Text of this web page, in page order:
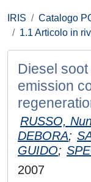
IRIS Catalogo
1.1 Articolo in
Diesel
emission
RUSSO,
DEBORA;
GUIDO;
2007